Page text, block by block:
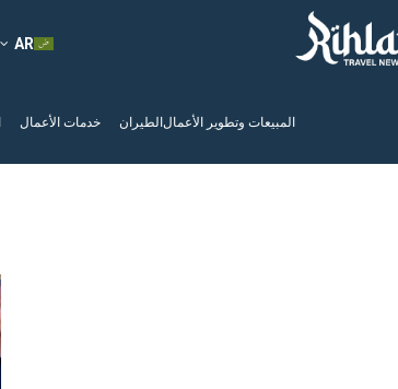
المبيعات وتطوير الأعمال الطيران خدمات الأعمال